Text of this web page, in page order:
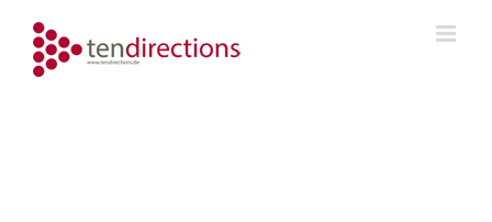
content